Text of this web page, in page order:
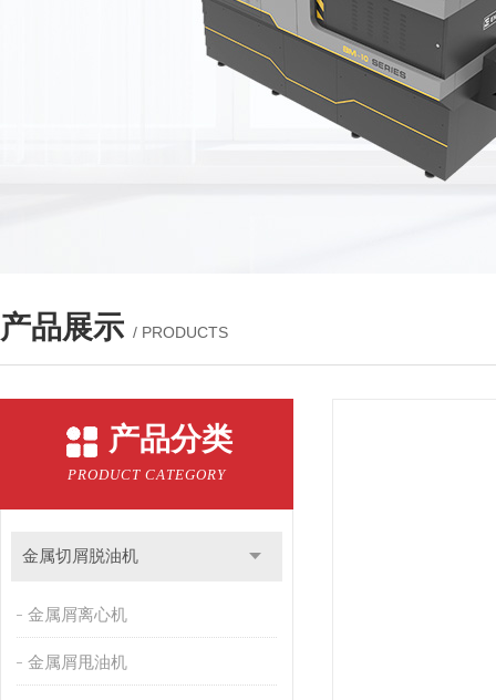
产品展示 / PRODUCTS
产品分类
PRODUCT CATEGORY
金属切屑脱油机
金属屑离心机
金属屑甩油机